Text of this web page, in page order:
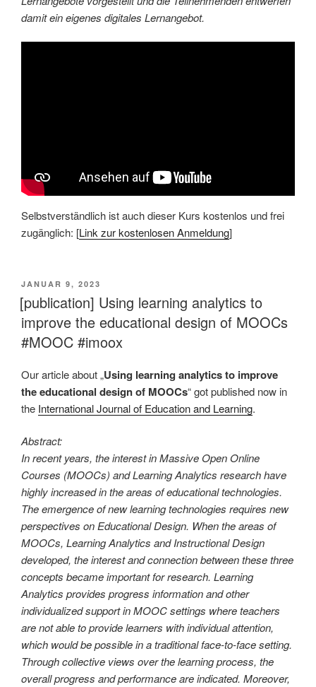
damit ein eigenes digitales Lernangebot.
Selbstverständlich ist auch dieser Kurs kostenlos und frei
zugänglich: [Link zur kostenlosen Anmeldung]
VERÖFFENTLICHT
AM
JANUAR 9, 2023
[publication] Using learning analytics to
improve the educational design of MOOCs
#MOOC #imoox
Our article about „Using learning analytics to improve
the educational design of MOOCs“ got published now in
the International Journal of Education and Learning.
Abstract:
In recent years, the interest in Massive Open Online
Courses (MOOCs) and Learning Analytics research have
highly increased in the areas of educational technologies.
The emergence of new learning technologies requires new
perspectives on Educational Design. When the areas of
MOOCs, Learning Analytics and Instructional Design
developed, the interest and connection between these three
concepts became important for research. Learning
Analytics provides progress information and other
individualized support in MOOC settings where teachers
are not able to provide learners with individual attention,
which would be possible in a traditional face-to-face setting.
Through collective views over the learning process, the
overall progress and performance are indicated. Moreover,